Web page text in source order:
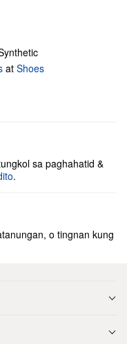
at Shoes
sa paghahatid &
.
o tingnan kung